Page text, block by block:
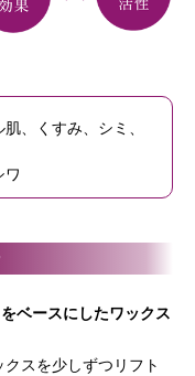
、くすみ、シミ、
ワ
ベースにしたワックス
スを少しずつリフト